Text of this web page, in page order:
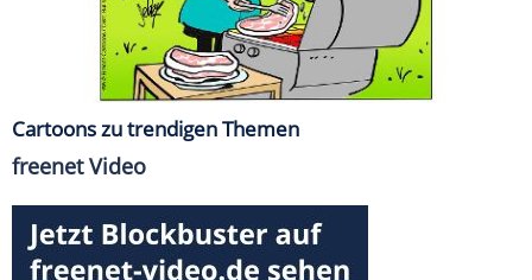
Cartoons zu trendigen Themen
freenet Video